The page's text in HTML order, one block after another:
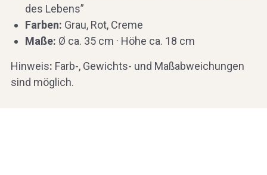
des Lebens”
Farben: Grau, Rot, Creme
Maße: Ø ca. 35 cm · Höhe ca. 18 cm
Hinweis: Farb-, Gewichts- und Maßabweichungen
sind möglich.